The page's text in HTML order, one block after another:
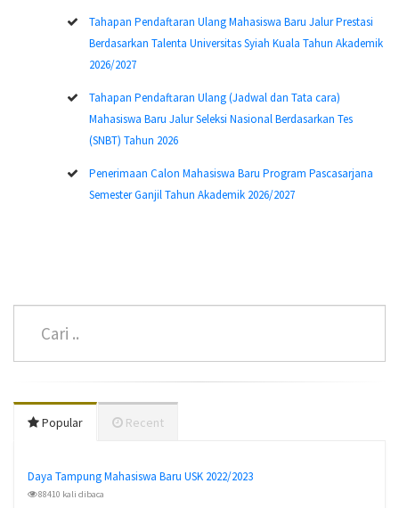
Tahapan Pendaftaran Ulang Mahasiswa Baru Jalur Prestasi
Berdasarkan Talenta Universitas Syiah Kuala Tahun Akademik
2026/2027
Tahapan Pendaftaran Ulang (Jadwal dan Tata cara)
Mahasiswa Baru Jalur Seleksi Nasional Berdasarkan Tes
(SNBT) Tahun 2026
Penerimaan Calon Mahasiswa Baru Program Pascasarjana
Semester Ganjil Tahun Akademik 2026/2027
Popular Recent
Daya Tampung Mahasiswa Baru USK 2022/2023
88410 kali dibaca